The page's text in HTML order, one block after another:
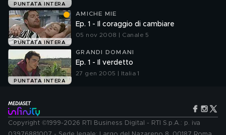
PUNTATA INTERA
PUNTATA INTERA
AMICHE MIE
Ep. 1 - Il coraggio di cambiare
05 nov 2008 | Canale 5
PUNTATA INTERA
GRANDI DOMANI
Ep. 1 - Il verdetto
27 gen 2005 | Italia 1
Copyright ©1999-2026 RTI Business Digital - RTI S.p.A.: p. iva